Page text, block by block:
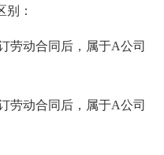
：
劳动合同后，属于A公司
劳动合同后，属于A公司